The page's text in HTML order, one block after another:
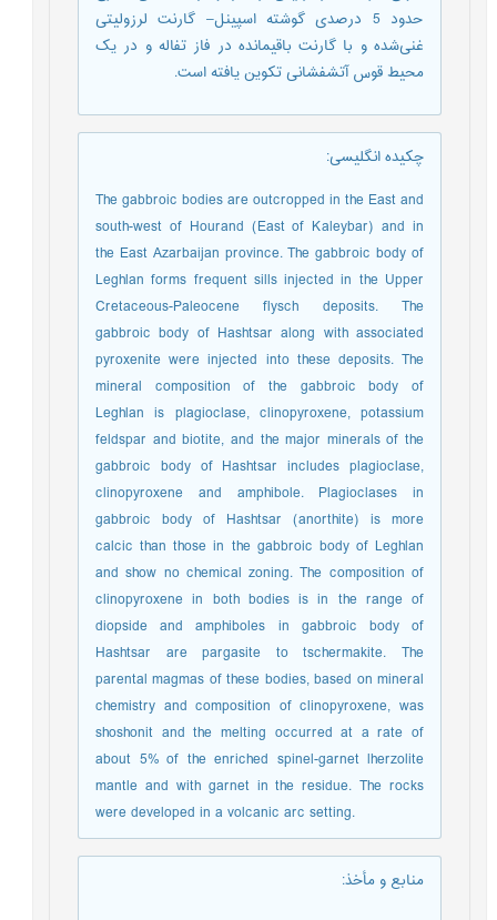
حدود 5 درصدی گوشته اسپینل– گارنت لرزولیتی
غنی‌شده و با گارنت باقیمانده در فاز تفاله و در یک
محیط قوس آتشفشانی تکوین یافته است.
چکیده انگلیسی:
The gabbroic bodies are outcropped in the East and
south-west of Hourand (East of Kaleybar) and in
the East Azarbaijan province. The gabbroic body of
Leghlan forms frequent sills injected in the Upper
Cretaceous-Paleocene flysch deposits. The
gabbroic body of Hashtsar along with associated
pyroxenite were injected into these deposits. The
mineral composition of the gabbroic body of
Leghlan is plagioclase, clinopyroxene, potassium
feldspar and biotite, and the major minerals of the
gabbroic body of Hashtsar includes plagioclase,
clinopyroxene and amphibole. Plagioclases in
gabbroic body of Hashtsar (anorthite) is more
calcic than those in the gabbroic body of Leghlan
and show no chemical zoning. The composition of
clinopyroxene in both bodies is in the range of
diopside and amphiboles in gabbroic body of
Hashtsar are pargasite to tschermakite. The
parental magmas of these bodies, based on mineral
chemistry and composition of clinopyroxene, was
shoshonit and the melting occurred at a rate of
about 5% of the enriched spinel-garnet lherzolite
mantle and with garnet in the residue. The rocks
were developed in a volcanic arc setting.
منابع و مأخذ: